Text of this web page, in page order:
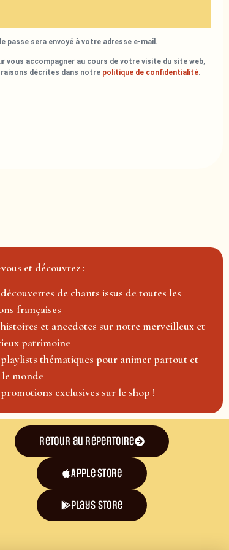
passe sera envoyé à votre adresse e-mail.
vous accompagner au cours de votre visite du site web,
raisons décrites dans notre politique de confidentialité.
et découvrez :
de chants issus de toutes les
françaises
et anecdotes sur notre merveilleux et
patrimoine
thématiques pour animer partout et
monde
exclusives sur le shop !
Retour au répertoire
Apple Store
plays store